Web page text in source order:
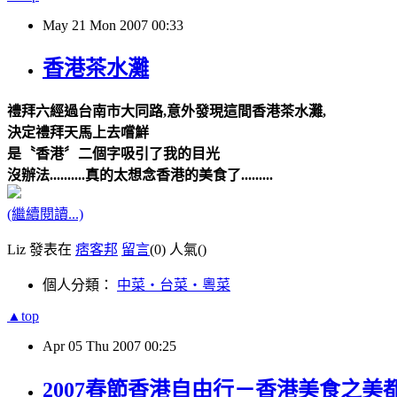
May 21 Mon 2007 00:33
香港茶水灘
禮拜六經過台南市大同路,意外發現這間香港茶水灘,
決定禮拜天馬上去嚐鮮
是〝香港〞二個字吸引了我的目光
沒辦法..........真的太想念香港的美食了.........
(繼續閱讀...)
Liz 發表在 痞客邦 留言(0) 人氣()
個人分類： 中菜‧台菜‧粵菜
▲top
Apr 05 Thu 2007 00:25
2007春節香港自由行－香港美食之美